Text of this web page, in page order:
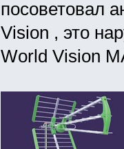
посоветовал
Vision , это
World Vision